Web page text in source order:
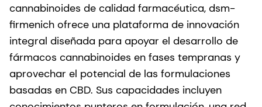
cannabinoides de calidad farmacéutica, dsm-
firmenich ofrece una plataforma de innovación
integral diseñada para apoyar el desarrollo de
fármacos cannabinoides en fases tempranas y
aprovechar el potencial de las formulaciones
basadas en CBD. Sus capacidades incluyen